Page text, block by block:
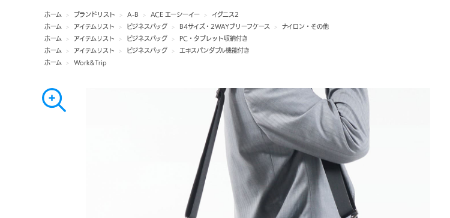
ホーム > ブランドリスト > A-B > ACE エーシーイー >
イグニス2
ホーム
> アイテムリスト > ビジネスバッグ > B4サイズ・2WAYブリーフケース >
ナイロン・その他
ホーム
> アイテムリスト > ビジネスバッグ >
PC・タブレット収納付き
ホーム
> アイテムリスト > ビジネスバッグ >
エキスパンダブル機能付き
ホーム
> Work&Trip